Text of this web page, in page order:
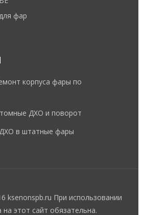
фар
корпуса фары по
ДХО и поворот
в штатные фары
ksenonspb.ru При использовании
этот сайт обязательна.